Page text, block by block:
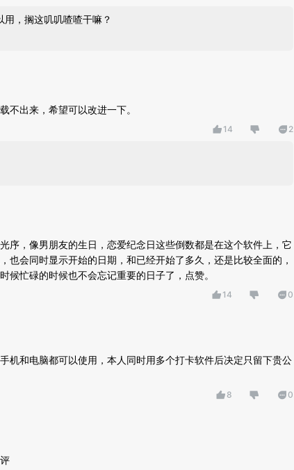
用，搁这叽叽喳喳干嘛？
不出来，希望可以改进一下。
14 2
序，像男朋友的生日，恋爱纪念日这些倒数都是在这个软件上，它
也会同时显示开始的日期，和已经开始了多久，还是比较全面的，
候忙碌的时候也不会忘记重要的日子了，点赞。
14 0
机和电脑都可以使用，本人同时用多个打卡软件后决定只留下贵公
8 0